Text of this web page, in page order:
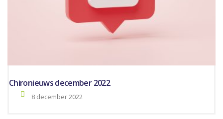
Chironieuws december 2022
8 december 2022